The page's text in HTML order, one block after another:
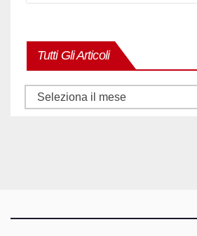
Tutti Gli Articoli
Tutti